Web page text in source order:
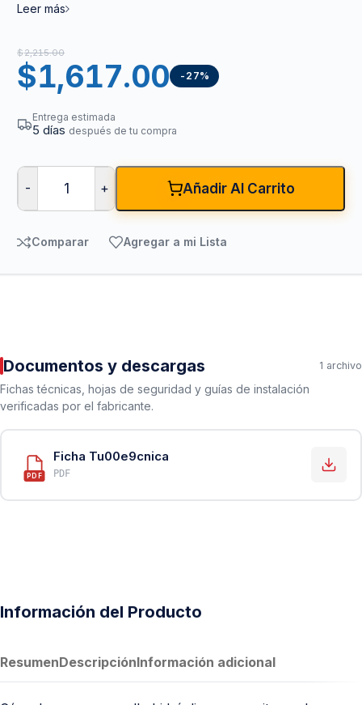
Leer más
$2,215.00
$1,617.00 -27%
Entrega estimada
5 días después de tu compra
- + Añadir Al Carrito
Comparar Agregar a mi Lista
Documentos y descargas 1 archivo
Fichas técnicas, hojas de seguridad y guías de instalación
verificadas por el fabricante.
PDF
Ficha Tu00e9cnica
PDF
Información del Producto
ResumenDescripciónInformación adicional